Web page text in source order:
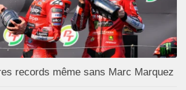
records même sans Marc Marquez